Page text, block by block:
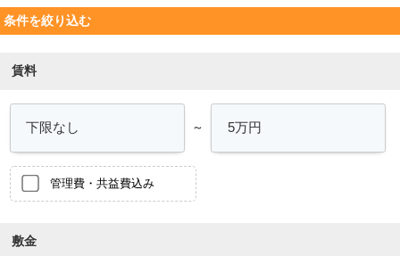
条件を絞り込む
賃料
～
管理費・共益費込み
敷金